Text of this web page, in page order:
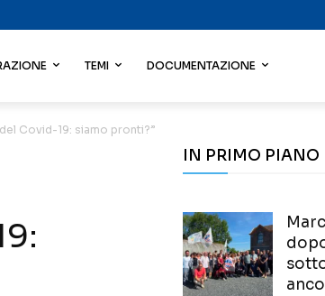
TEMI DOCUMENTAZIONE
Covid-19: siamo pronti?”
IN PRIMO PIANO